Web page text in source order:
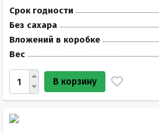
Срок годности
Без сахара
Вложений в коробке
Вес
В корзину